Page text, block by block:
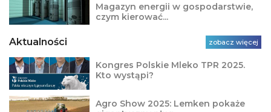
Magazyn energii w gospodarstwie,
czym kierować...
Aktualności zobacz więcej
Kongres Polskie Mleko TPR 2025.
Kto wystąpi?
Agro Show 2025: Lemken pokaże